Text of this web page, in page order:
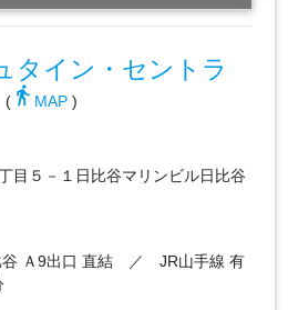
タイン・セントラ
directions_walk MAP)
目５－１日比谷マリンビル日比谷
谷 Ａ9出口 直結 ／ JR山手線 有